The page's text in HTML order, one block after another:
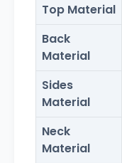
Top Material
Back
Material
Sides
Material
Neck
Material